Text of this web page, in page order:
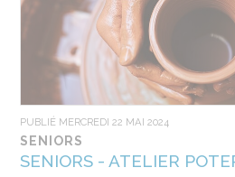
PUBLIÉ MERCREDI 22 MAI 2024
SENIORS
SENIORS - ATELIER